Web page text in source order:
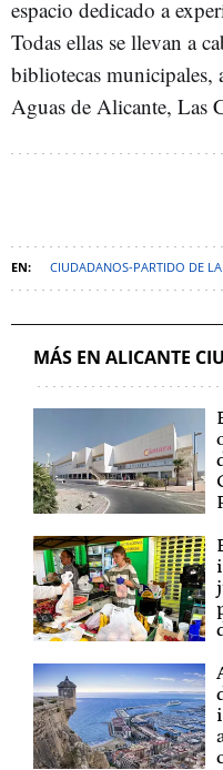
espacio dedicado a
Todas ellas se llevan a
bibliotecas municipales,
Aguas de Alicante, Las
CIUDADANOS-PARTIDO DE
AYUNTAMIENTO DE ALICANTE
MÁS EN ALICANTE